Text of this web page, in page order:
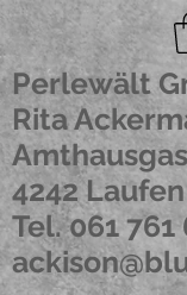
Perlewält
Rita
4242 Laufen
Tel.061 761